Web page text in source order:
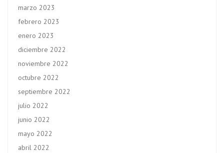
marzo 2023
febrero 2023
enero 2023
diciembre 2022
noviembre 2022
octubre 2022
septiembre 2022
julio 2022
junio 2022
mayo 2022
abril 2022